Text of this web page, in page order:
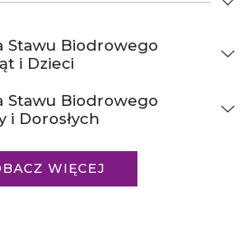
Stawu Biodrowego
i Dzieci
Stawu Biodrowego
i Dorosłych
WIĘCEJ